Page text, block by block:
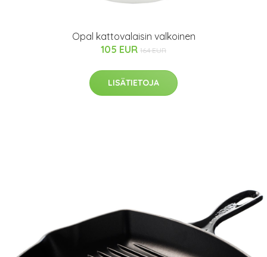
Opal kattovalaisin valkoinen
105 EUR 164 EUR
LISÄTIETOJA